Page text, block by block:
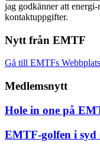
jag godkänner att
kontaktuppgifter.
Nytt från EMTF
Gå till EMTFs Webbplats
Medlemsnytt
Hole in one på
EMTF-golfen i syd